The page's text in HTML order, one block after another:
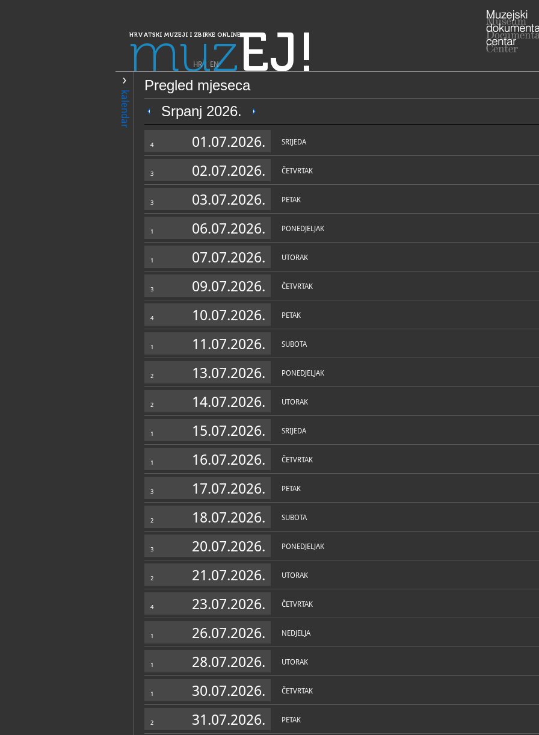
HRVATSKI MUZEJI I ZBIRKE ONLINE
muzEJ!
HR| EN
kalendar
Pregled mjeseca
Srpanj 2026.
4 01.07.2026. SRIJEDA
3 02.07.2026. ČETVRTAK
3 03.07.2026. PETAK
1 06.07.2026. PONEDJELJAK
1 07.07.2026. UTORAK
3 09.07.2026. ČETVRTAK
4 10.07.2026. PETAK
1 11.07.2026. SUBOTA
2 13.07.2026. PONEDJELJAK
2 14.07.2026. UTORAK
1 15.07.2026. SRIJEDA
1 16.07.2026. ČETVRTAK
3 17.07.2026. PETAK
2 18.07.2026. SUBOTA
3 20.07.2026. PONEDJELJAK
2 21.07.2026. UTORAK
4 23.07.2026. ČETVRTAK
1 26.07.2026. NEDJELJA
1 28.07.2026. UTORAK
1 30.07.2026. ČETVRTAK
2 31.07.2026. PETAK
PRETRAŽIVANJE
Dalmacija
Zavičajni muzej Biograd na Moru
RADNO
razgled
023/
W
biogradu/
OPĆI PODACI
Zbirke U